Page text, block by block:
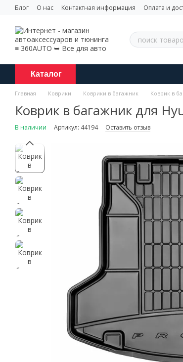
Перейти к основному контенту
Блог О нас Контактная информация Оплата и
Каталог
Главная Коврики Коврики в багажник Коврик в
Коврик в багажник для
В наличии Артикул: 44194 Оставить отзыв